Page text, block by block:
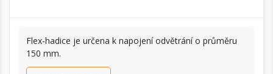
Flex-hadice je určena k napojení odvětrání o průměru
150 mm.